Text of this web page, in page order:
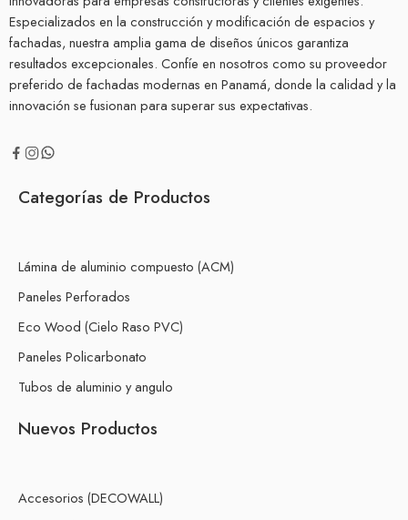
Especializados en la construcción y modificación de espacios y
fachadas, nuestra amplia gama de diseños únicos garantiza
resultados excepcionales. Confíe en nosotros como su proveedor
preferido de fachadas modernas en Panamá, donde la calidad y la
innovación se fusionan para superar sus expectativas.
Categorías de Productos
Lámina de aluminio compuesto (ACM)
Paneles Perforados
Eco Wood (Cielo Raso PVC)
Paneles Policarbonato
Tubos de aluminio y angulo
Nuevos Productos
Accesorios (DECOWALL)